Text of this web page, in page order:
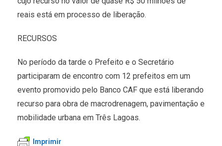
reais está em processo de liberação.
RECURSOS
No período da tarde o Prefeito e o Secretário
participaram de encontro com 12 prefeitos em um
evento promovido pelo Banco CAF que está liberando
recurso para obra de macrodrenagem, pavimentação e
mobilidade urbana em Três Lagoas.
Imprimir